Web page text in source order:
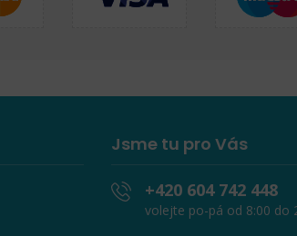
Jsme tu pro Vás
+420 604 742 448
volejte po-pá od 8:00 do